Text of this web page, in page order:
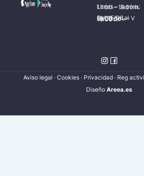
Lunes – Jueves: 17:00 – 19:30 h.
Del 15/06 al 15/09 de L – V de 08:00 – 15:00 h.
Aviso legal · Cookies· Privacidad · Reg
Diseño Areea.es